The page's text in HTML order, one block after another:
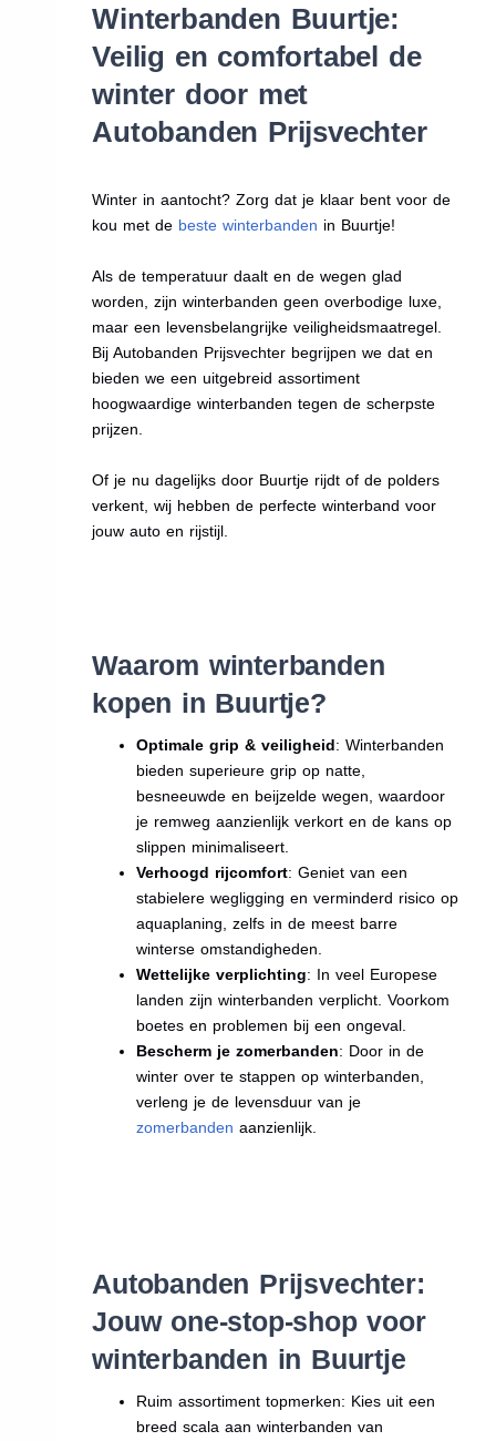
Winterbanden Buurtje:
Veilig en comfortabel de
winter door met
Autobanden Prijsvechter
Winter in aantocht? Zorg dat je klaar bent voor de
kou met de beste winterbanden in Buurtje!
Als de temperatuur daalt en de wegen glad
worden, zijn winterbanden geen overbodige luxe,
maar een levensbelangrijke veiligheidsmaatregel.
Bij Autobanden Prijsvechter begrijpen we dat en
bieden we een uitgebreid assortiment
hoogwaardige winterbanden tegen de scherpste
prijzen.
Of je nu dagelijks door Buurtje rijdt of de polders
verkent, wij hebben de perfecte winterband voor
jouw auto en rijstijl.
Waarom winterbanden
kopen in Buurtje?
Optimale grip & veiligheid: Winterbanden
bieden superieure grip op natte,
besneeuwde en beijzelde wegen, waardoor
je remweg aanzienlijk verkort en de kans op
slippen minimaliseert.
Verhoogd rijcomfort: Geniet van een
stabielere wegligging en verminderd risico op
aquaplaning, zelfs in de meest barre
winterse omstandigheden.
Wettelijke verplichting: In veel Europese
landen zijn winterbanden verplicht. Voorkom
boetes en problemen bij een ongeval.
Bescherm je zomerbanden: Door in de
winter over te stappen op winterbanden,
verleng je de levensduur van je
zomerbanden aanzienlijk.
Autobanden Prijsvechter:
Jouw one-stop-shop voor
winterbanden in Buurtje
Ruim assortiment topmerken: Kies uit een
breed scala aan winterbanden van